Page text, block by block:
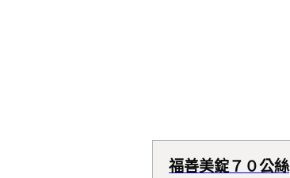
福善美錠７０公絲